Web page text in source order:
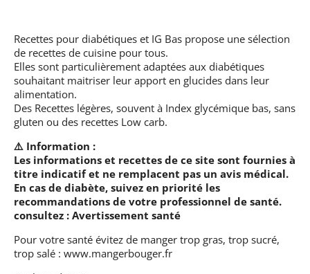
Recettes pour diabétiques et IG Bas propose une sélection
de recettes de cuisine pour tous.
Elles sont particulièrement adaptées aux diabétiques
souhaitant maitriser leur apport en glucides dans leur
alimentation.
Des Recettes légères, souvent à Index glycémique bas, sans
gluten ou des recettes Low carb.
⚠️ Information :
Les informations et recettes de ce site sont fournies à
titre indicatif et ne remplacent pas un avis médical.
En cas de diabète, suivez en priorité les
recommandations de votre professionnel de santé.
consultez : Avertissement santé
Pour votre santé évitez de manger trop gras, trop sucré,
trop salé : www.mangerbouger.fr